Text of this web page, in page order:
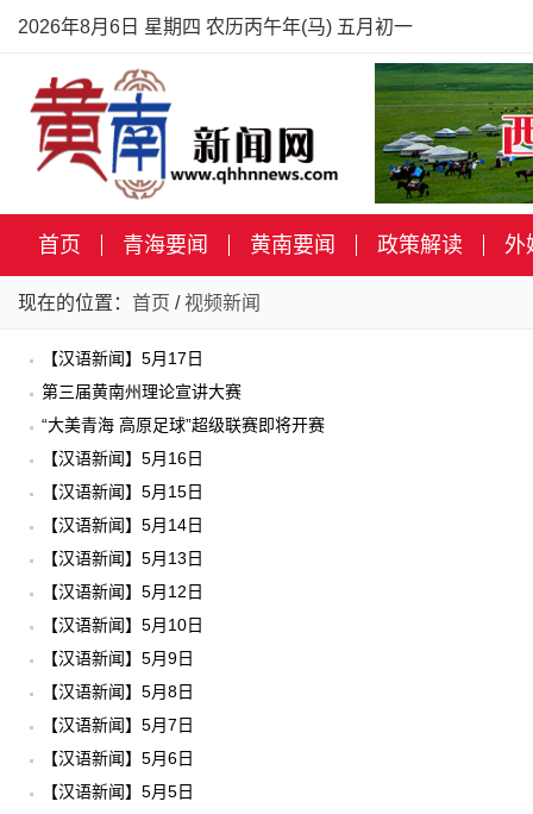
2026年8月6日 星期四 农历丙午年(马) 五月初一
首页 青海要闻 黄南要闻 政策解读 外
现在的位置： 首页 / 视频新闻
【汉语新闻】5月17日
第三届黄南州理论宣讲大赛
“大美青海 高原足球”超级联赛即将开赛
【汉语新闻】5月16日
【汉语新闻】5月15日
【汉语新闻】5月14日
【汉语新闻】5月13日
【汉语新闻】5月12日
【汉语新闻】5月10日
【汉语新闻】5月9日
【汉语新闻】5月8日
【汉语新闻】5月7日
【汉语新闻】5月6日
【汉语新闻】5月5日